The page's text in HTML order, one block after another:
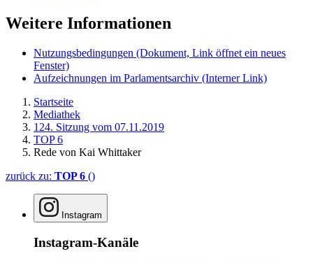
Weitere Informationen
Nutzungsbedingungen (Dokument, Link öffnet ein neues
Fenster)
Aufzeichnungen im Parlamentsarchiv (Interner Link)
Startseite
Mediathek
124. Sitzung vom 07.11.2019
TOP 6
Rede von Kai Whittaker
zurück zu: TOP 6 ()
Instagram
Instagram-Kanäle